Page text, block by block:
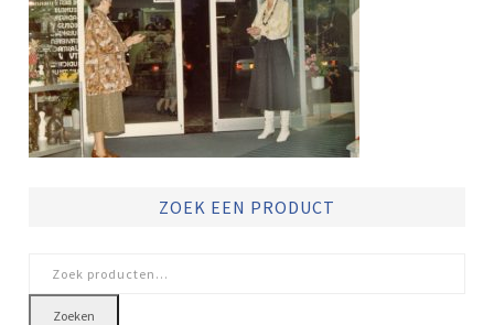
ZOEK EEN PRODUCT
naar:
Zoeken